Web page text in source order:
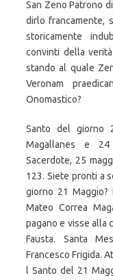
San Zeno Patrono
dirlo francamente,
storicamente
convinti della
stando al quale
Veronam
Onomastico?
Santo del giorno
Magallanes e 24
Sacerdote, 25
123. Siete pronti a
giorno 21 Maggio?
Mateo Correa
pagano e visse alla
Fausta. Santa
Francesco Frigida.
l Santo del 21